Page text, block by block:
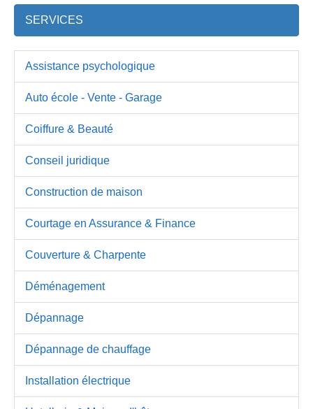
SERVICES
Assistance psychologique
Auto école - Vente - Garage
Coiffure & Beauté
Conseil juridique
Construction de maison
Courtage en Assurance & Finance
Couverture & Charpente
Déménagement
Dépannage
Dépannage de chauffage
Installation électrique